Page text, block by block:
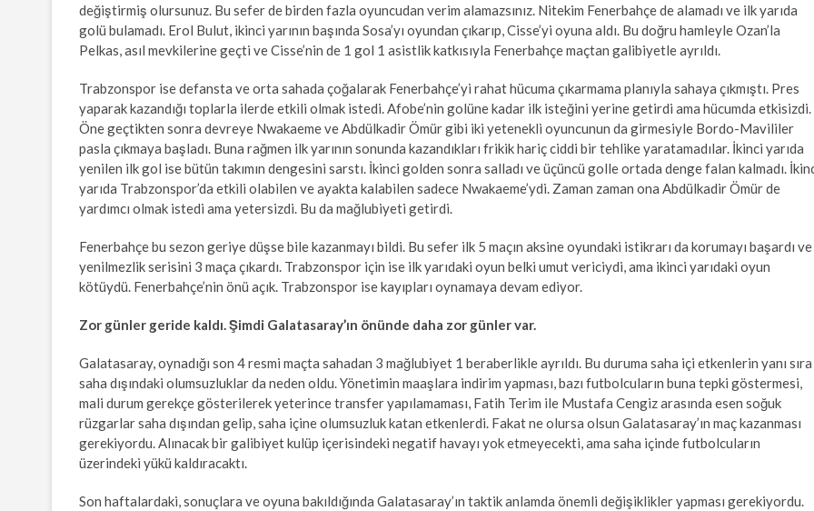
değiştirmiş olursunuz. Bu sefer de birden fazla oyuncudan verim alamazsınız. Nitekim Fenerbahçe de alamadı ve ilk yarıda
golü bulamadı. Erol Bulut, ikinci yarının başında Sosa’yı oyundan çıkarıp, Cisse’yi oyuna aldı. Bu doğru hamleyle Ozan’la
Pelkas, asıl mevkilerine geçti ve Cisse’nin de 1 gol 1 asistlik katkısıyla Fenerbahçe maçtan galibiyetle ayrıldı.
Trabzonspor ise defansta ve orta sahada çoğalarak Fenerbahçe’yi rahat hücuma çıkarmama planıyla sahaya çıkmıştı. Pres
yaparak kazandığı toplarla ilerde etkili olmak istedi. Afobe’nin golüne kadar ilk isteğini yerine getirdi ama hücumda etkisizdi.
Öne geçtikten sonra devreye Nwakaeme ve Abdülkadir Ömür gibi iki yetenekli oyuncunun da girmesiyle Bordo-Mavililer
pasla çıkmaya başladı. Buna rağmen ilk yarının sonunda kazandıkları frikik hariç ciddi bir tehlike yaratamadılar. İkinci yarıda
yenilen ilk gol ise bütün takımın dengesini sarstı. İkinci golden sonra salladı ve üçüncü golle ortada denge falan kalmadı.
yarıda Trabzonspor’da etkili olabilen ve ayakta kalabilen sadece Nwakaeme’ydi. Zaman zaman ona Abdülkadir Ömür de
yardımcı olmak istedi ama yetersizdi. Bu da mağlubiyeti getirdi.
Fenerbahçe bu sezon geriye düşse bile kazanmayı bildi. Bu sefer ilk 5 maçın aksine oyundaki istikrarı da korumayı başardı ve
yenilmezlik serisini 3 maça çıkardı. Trabzonspor için ise ilk yarıdaki oyun belki umut vericiydi, ama ikinci yarıdaki oyun
kötüydü. Fenerbahçe’nin önü açık. Trabzonspor ise kayıpları oynamaya devam ediyor.
Zor günler geride kaldı. Şimdi Galatasaray’ın önünde daha zor günler var.
Galatasaray, oynadığı son 4 resmi maçta sahadan 3 mağlubiyet 1 beraberlikle ayrıldı. Bu duruma saha içi etkenlerin yanı sıra
saha dışındaki olumsuzluklar da neden oldu. Yönetimin maaşlara indirim yapması, bazı futbolcuların buna tepki göstermesi,
mali durum gerekçe gösterilerek yeterince transfer yapılamaması, Fatih Terim ile Mustafa Cengiz arasında esen soğuk
rüzgarlar saha dışından gelip, saha içine olumsuzluk katan etkenlerdi. Fakat ne olursa olsun Galatasaray’ın maç kazanması
gerekiyordu. Alınacak bir galibiyet kulüp içerisindeki negatif havayı yok etmeyecekti, ama saha içinde futbolcuların
üzerindeki yükü kaldıracaktı.
Son haftalardaki, sonuçlara ve oyuna bakıldığında Galatasaray’ın taktik anlamda önemli değişiklikler yapması gerekiyordu.